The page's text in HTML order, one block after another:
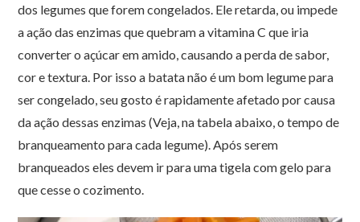
dos legumes que forem congelados. Ele retarda, ou impede
a ação das enzimas que quebram a vitamina C que iria
converter o açúcar em amido, causando a perda de sabor,
cor e textura. Por isso a batata não é um bom legume para
ser congelado, seu gosto é rapidamente afetado por causa
da ação dessas enzimas (Veja, na tabela abaixo, o tempo de
branqueamento para cada legume). Após serem
branqueados eles devem ir para uma tigela com gelo para
que cesse o cozimento.